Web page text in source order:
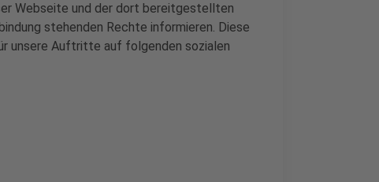
Webseite und der dort bereitgestellten
stehenden Rechte informieren. Diese
unsere Auftritte auf folgenden sozialen